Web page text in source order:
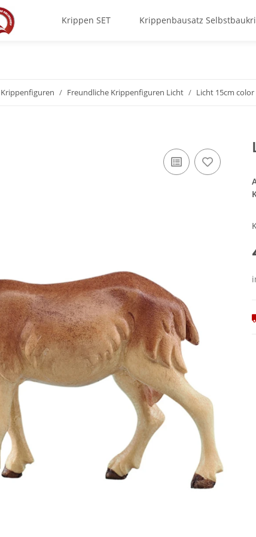
Krippen SET Krippenbausatz
Krippenfiguren Freundliche Krippenfiguren Licht Licht 15cm color